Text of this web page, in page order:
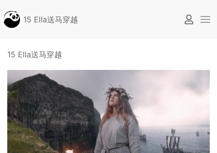
15 Ella送马穿越
15 Ella送马穿越